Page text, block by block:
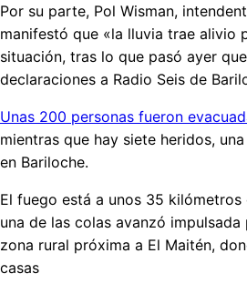
Por su parte, Pol Wisman,
manifestó que «la lluvia trae alivio
situación, tras lo que pasó ayer
declaraciones a Radio Seis de
Unas 200 personas fueron
mientras que hay siete heridos,
en Bariloche.
El fuego está a unos 35 kilómetros
una de las colas avanzó
zona rural próxima a El Maitén,
casas